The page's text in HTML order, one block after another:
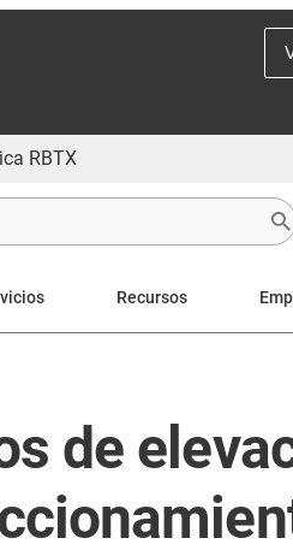
RBTX
Recursos
de